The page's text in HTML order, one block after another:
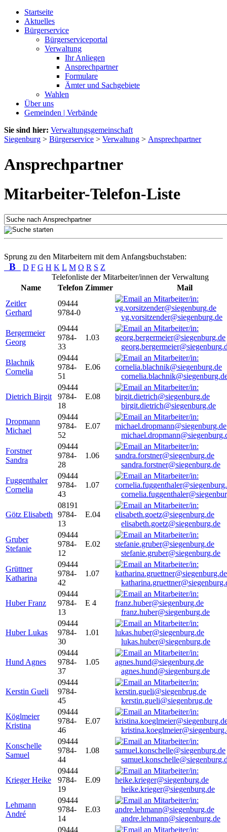
Startseite
Aktuelles
Bürgerservice
Bürgerserviceportal
Verwaltung
Ihr Anliegen
Ansprechpartner
Formulare
Ämter und Sachgebiete
Wahlen
Über uns
Gemeinden | Verbände
Sie sind hier: Verwaltungsgemeinschaft
Siegenburg > Bürgerservice > Verwaltung > Ansprechpartner
Ansprechpartner
Mitarbeiter-Telefon-Liste
Sprung zu den Mitarbeitern mit dem Anfangsbuchstaben:
B D F G H K L M O R S Z
Telefonliste der Mitarbeiter/innen der Verwaltung
Name
Telefon Zimmer
Mail
Zeitler
Gerhard
09444
9784-0
vg.vorsitzender@siegenburg.de
Bergermeier
Georg
09444
9784-
33
1.03
Blachnik
Cornelia
09444
9784-
51
E.06
Dietrich Birgit
09444
9784-
18
E.08
birgit.dietrich@siegenburg.de
Dropmann
Michael
09444
9784-
52
E.07
Forstner
Sandra
09444
9784-
28
1.06
sandra.forstner@siegenburg.de
Fuggenthaler
Cornelia
09444
9784-
43
1.07
Götz Elisabeth
08191
9784-
13
E.04
elisabeth.goetz@siegenburg.de
Gruber
Stefanie
09444
9784-
12
E.02
stefanie.gruber@siegenburg.de
Grüttner
Katharina
09444
9784-
42
1.07
Huber Franz
09444
9784-
13
E 4
franz.huber@siegenburg.de
Huber Lukas
09444
9784-
30
1.01
lukas.huber@siegenburg.de
Hund Agnes
09444
9784-
37
1.05
agnes.hund@siegenburg.de
Kerstin Gueli
09444
9784-
45
kerstin.gueli@siegenbrug.de
Köglmeier
Kristina
09444
9784-
46
E.07
Konschelle
Samuel
09444
9784-
44
1.08
Krieger Heike
09444
9784-
19
E.09
heike.krieger@siegenburg.de
Lehmann
André
09444
9784-
14
E.03
andre.lehmann@siegenburg.de
09444